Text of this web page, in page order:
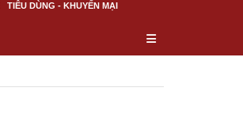
TIÊU DÙNG - KHUYẾN MẠI